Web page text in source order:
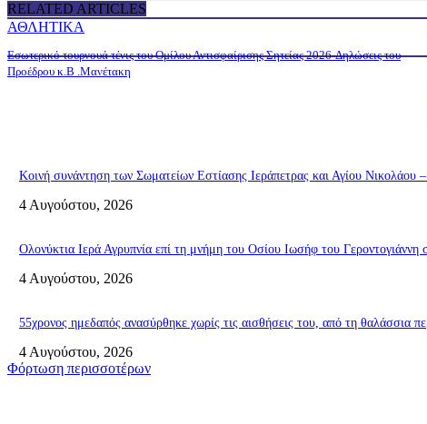
RELATED ARTICLES
ΑΘΛΗΤΙΚΑ
Εσωτερικό τουρνουά τένις του Ομίλου Αντισφαίρισης Σητείας 2026-Δηλώσεις του
Προέδρου κ.Β .Μανέτακη
Κοινή συνάντηση των Σωματείων Εστίασης Ιεράπετρας και Αγίου Νικολάου
4 Αυγούστου, 2026
Ολονύκτια Ιερά Αγρυπνία επί τη μνήμη του Οσίου Ιωσήφ του
4 Αυγούστου, 2026
55χρονος ημεδαπός ανασύρθηκε χωρίς τις αισθήσεις του, από τη
4 Αυγούστου, 2026
Φόρτωση περισσοτέρων